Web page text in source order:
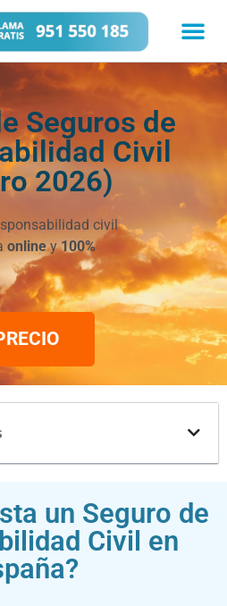
Seguros de
Civil
2026)
civil
onliney100%
un Seguro de
Civil en